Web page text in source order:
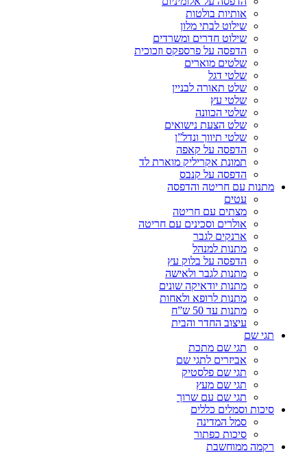
אותיות בולטות
שילוט לבתי מלון
שילוט חדרים ומשרדים
הדפסה על פרספקס וזכוכית
שלטים מוארים
שלטי דגל
שלט תאורה לבניין
שלטי עץ
שלטי הכוונה
שלט הצעת נישואים
שלטי תיווך ונדל”ן
הדפסה על קאפה
תמונת אקריליק מוארת לד
הדפסה על קנבס
מתנות עם חריטה והדפסה
עטים
מצתים עם חריטה
אולרים וסכינים עם חריטה
ארנקים לגבר
מתנות למנהל
הדפסה על בלוק עץ
מתנות לגבר ולאישה
מתנות יודאיקה שונים
מתנות לרופא ולאחות
מתנות עד 50 ש”ח
עיצוב החדר והבית
תגי שם
תגי שם מתכת
אביזרים לתגי שם
תגי שם פלסטיק
תגי שם מעץ
תגי שם עם שרוך
סיכות וסמלים כללים
סמל המדינה
סיכות כפתור
רקמה ממוחשבת